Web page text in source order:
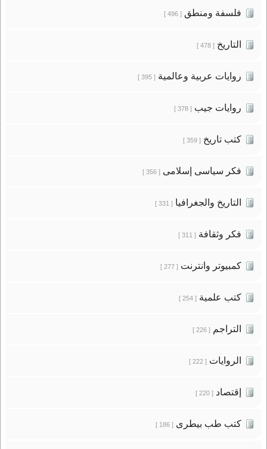
فلسفة ومنطق[ 496 ]
التاريخ[ 478 ]
روايات عربية وعالمية[ 395 ]
روايات جيب[ 378 ]
كتب تاريخ[ 359 ]
فكر سياسى إسلامى[ 356 ]
التاريخ والجغرافيا[ 331 ]
فكر وثقافة[ 311 ]
كمبيوتر وانترنت[ 277 ]
كتب علمية[ 254 ]
التراجم[ 226 ]
الروايات[ 222 ]
إقتصاد[ 220 ]
كتب طب بيطرى[ 186 ]